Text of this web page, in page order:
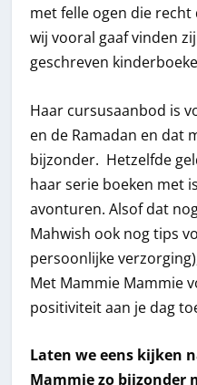
met felle ogen die
wij vooral gaaf vinden
geschreven
Haar cursusaanbod is
en de Ramadan en dat
bijzonder. Hetzelfde
haar serie boeken met
avonturen. Alsof dat
Mahwish ook nog tips
persoonlijke
Met Mammie Mammie
positiviteit aan je dag
Laten we eens kijken
Mammie zo bijzonder